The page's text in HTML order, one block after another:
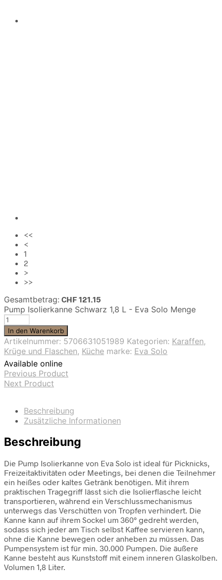
<<
<
1
2
>
>>
Gesamtbetrag: CHF 121.15
Pump Isolierkanne Schwarz 1,8 L - Eva Solo Menge
In den Warenkorb
Artikelnummer: 5706631051989 Kategorien: Karaffen,
Krüge und Flaschen, Küche marke: Eva Solo
Available online
Previous Product
Next Product
Beschreibung
Zusätzliche Informationen
Beschreibung
Die Pump Isolierkanne von Eva Solo ist ideal für Picknicks,
Freizeitaktivitäten oder Meetings, bei denen die Teilnehmer
ein heißes oder kaltes Getränk benötigen. Mit ihrem
praktischen Tragegriff lässt sich die Isolierflasche leicht
transportieren, während ein Verschlussmechanismus
unterwegs das Verschütten von Tropfen verhindert. Die
Kanne kann auf ihrem Sockel um 360° gedreht werden,
sodass sich jeder am Tisch selbst Kaffee servieren kann,
ohne die Kanne bewegen oder anheben zu müssen. Das
Pumpensystem ist für min. 30.000 Pumpen. Die äußere
Kanne besteht aus Kunststoff mit einem inneren Glaskolben.
Volumen 1,8 Liter.